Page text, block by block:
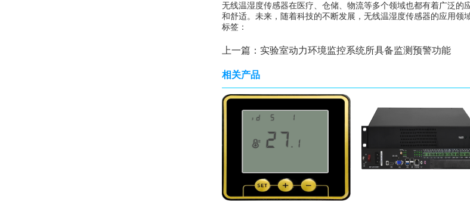
无线温湿度传感器在医疗、仓储、物流等多个领域也都有着广泛
和舒适。未来，随着科技的不断发展，无线温湿度传感器的应用领
标签：
上一篇： 实验室动力环境监控系统所具备监测预警功能
相关产品